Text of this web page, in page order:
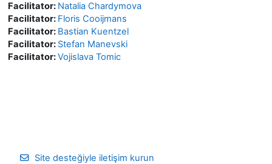
Facilitator: Natalia Chardymova
Facilitator: Floris Cooijmans
Facilitator: Bastian Kuentzel
Facilitator: Stefan Manevski
Facilitator:Vojislava Tomic
Site desteğiyle iletişim kurun